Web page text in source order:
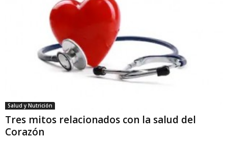
Salud y Nutrición
Tres mitos relacionados con la salud del
Corazón